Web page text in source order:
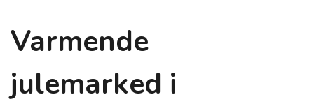
Varmende
julemarked i